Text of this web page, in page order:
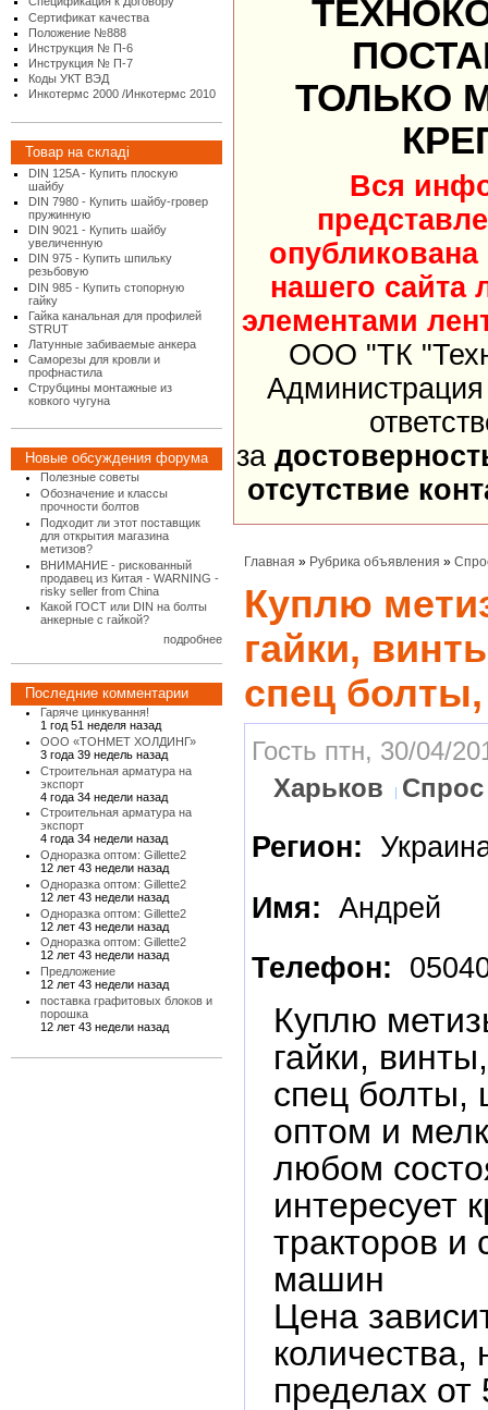
Сертификат качества
Положение №888
Инструкция № П-6
Инструкция № П-7
Коды УКТ ВЭД
Инкотермс 2000 /Инкотермс 2010
Товар на складі
DIN 125A - Купить плоскую
шайбу
DIN 7980 - Купить шайбу-гровер
пружинную
DIN 9021 - Купить шайбу
увеличенную
DIN 975 - Купить шпильку
резьбовую
DIN 985 - Купить стопорную
гайку
Гайка канальная для профилей
STRUT
Латунные забиваемые анкера
Саморезы для кровли и
профнастила
Струбцины монтажные из
ковкого чугуна
Новые обсуждения форума
Полезные советы
Обозначение и классы
прочности болтов
Подходит ли этот поставщик
для открытия магазина
метизов?
ВНИМАНИЕ - рискованный
продавец из Китая - WARNING -
risky seller from China
Какой ГОСТ или DIN на болты
анкерные с гайкой?
подробнее
Последние комментарии
Гаряче цинкування!
1 год 51 неделя назад
ООО «ТОНМЕТ ХОЛДИНГ»
3 года 39 недель назад
Строительная арматура на
экспорт
4 года 34 недели назад
Строительная арматура на
экспорт
4 года 34 недели назад
Одноразка оптом: Gillette2
12 лет 43 недели назад
Одноразка оптом: Gillette2
12 лет 43 недели назад
Одноразка оптом: Gillette2
12 лет 43 недели назад
Одноразка оптом: Gillette2
12 лет 43 недели назад
Предложение
12 лет 43 недели назад
поставка графитовых блоков и
порошка
12 лет 43 недели назад
ТОЛЬКО
Вся
нашего сайта
элементами
ООО "ТК
за
отсутствие
Главная » Рубрика объявления »
Куплю
гайки,
спец
Гость птн, 30/04/
Харьков
Спрос
Регион:
Имя: Андрей
Телефон:
Куплю
гайки,
спец болты,
оптом и
любом
интересует
тракторов и
машин
Цена
количества,
пределах от